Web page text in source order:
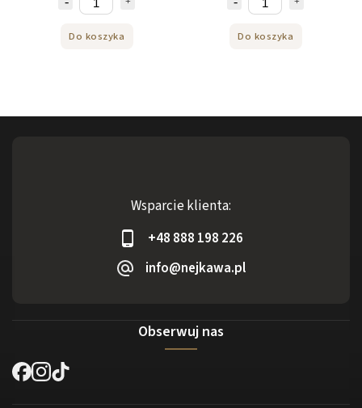
Do koszyka Do koszyka
Wsparcie klienta:
+48 888 198 226
info@nejkawa.pl
Obserwuj nas